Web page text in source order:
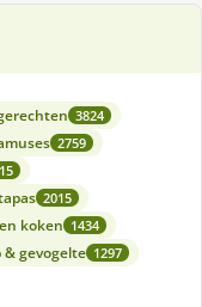
3824
2759
2015
koken 1434
& gevogelte 1297